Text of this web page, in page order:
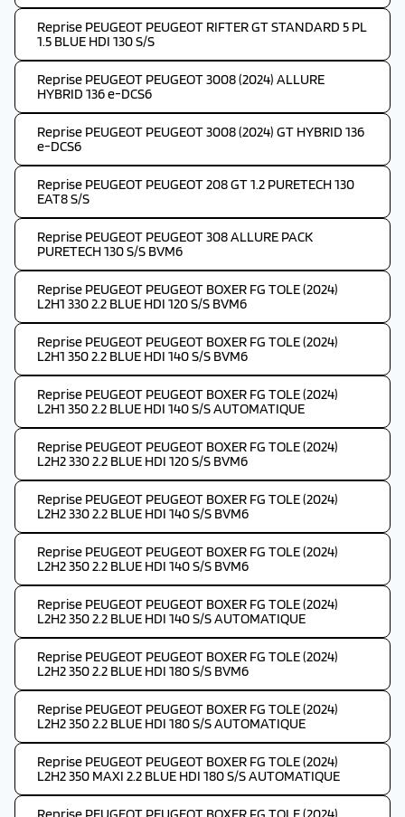
Reprise PEUGEOT PEUGEOT RIFTER GT STANDARD 5 PL
1.5 BLUE HDI 130 S/S
Reprise PEUGEOT PEUGEOT 3008 (2024) ALLURE
HYBRID 136 e-DCS6
Reprise PEUGEOT PEUGEOT 3008 (2024) GT HYBRID 136
e-DCS6
Reprise PEUGEOT PEUGEOT 208 GT 1.2 PURETECH 130
EAT8 S/S
Reprise PEUGEOT PEUGEOT 308 ALLURE PACK
PURETECH 130 S/S BVM6
Reprise PEUGEOT PEUGEOT BOXER FG TOLE (2024)
L2H1 330 2.2 BLUE HDI 120 S/S BVM6
Reprise PEUGEOT PEUGEOT BOXER FG TOLE (2024)
L2H1 350 2.2 BLUE HDI 140 S/S BVM6
Reprise PEUGEOT PEUGEOT BOXER FG TOLE (2024)
L2H1 350 2.2 BLUE HDI 140 S/S AUTOMATIQUE
Reprise PEUGEOT PEUGEOT BOXER FG TOLE (2024)
L2H2 330 2.2 BLUE HDI 120 S/S BVM6
Reprise PEUGEOT PEUGEOT BOXER FG TOLE (2024)
L2H2 330 2.2 BLUE HDI 140 S/S BVM6
Reprise PEUGEOT PEUGEOT BOXER FG TOLE (2024)
L2H2 350 2.2 BLUE HDI 140 S/S BVM6
Reprise PEUGEOT PEUGEOT BOXER FG TOLE (2024)
L2H2 350 2.2 BLUE HDI 140 S/S AUTOMATIQUE
Reprise PEUGEOT PEUGEOT BOXER FG TOLE (2024)
L2H2 350 2.2 BLUE HDI 180 S/S BVM6
Reprise PEUGEOT PEUGEOT BOXER FG TOLE (2024)
L2H2 350 2.2 BLUE HDI 180 S/S AUTOMATIQUE
Reprise PEUGEOT PEUGEOT BOXER FG TOLE (2024)
L2H2 350 MAXI 2.2 BLUE HDI 180 S/S AUTOMATIQUE